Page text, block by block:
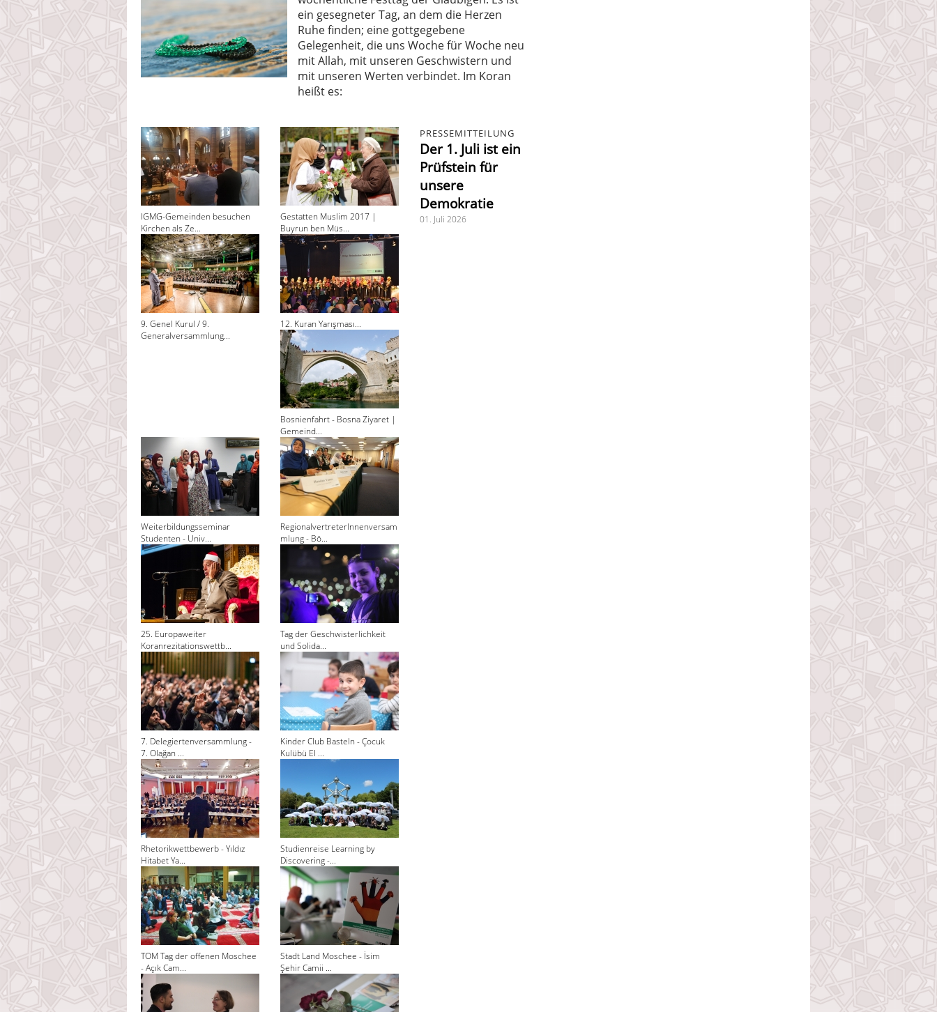
ein gesegneter Tag, an dem die Herzen
Ruhe finden; eine gottgegebene
Gelegenheit, die uns Woche für Woche neu
mit Allah, mit unseren Geschwistern und
mit unseren Werten verbindet. Im Koran
heißt es:
IGMG-Gemeinden besuchen
Kirchen als Ze...
Gestatten Muslim 2017 |
Buyrun ben Müs...
9. Genel Kurul / 9.
Generalversammlung...
12. Kuran Yarışması...
Bosnienfahrt - Bosna Ziyaret |
Gemeind...
Weiterbildungsseminar
Studenten - Univ...
RegionalvertreterInnenversam
mlung - Bö...
25. Europaweiter
Koranrezitationswettb...
Tag der Geschwisterlichkeit
und Solida...
7. Delegiertenversammlung -
7. Olağan ...
Kinder Club Basteln - Çocuk
Kulübü El ...
Rhetorikwettbewerb - Yıldız
Hitabet Ya...
Studienreise Learning by
Discovering -...
TOM Tag der offenen Moschee
- Açık Cam...
Stadt Land Moschee - İsim
Şehir Camii ...
PRESSEMITTEILUNG
Der 1. Juli ist ein
Prüfstein für
unsere
Demokratie
01. Juli 2026